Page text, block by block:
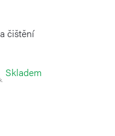
čištění
Skladem